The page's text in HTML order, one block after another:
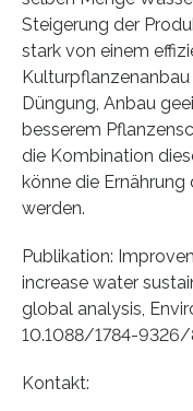
Steigerung der
stark von einem
Düngung, Anbau
besserem
die Kombination
könne die
werden.
Publikation:
increase water
global analysis,
10.1088/1784-
Kontakt: